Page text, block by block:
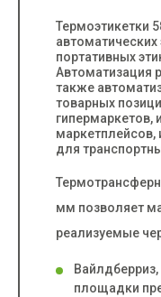
Термоэтикетки
портативных
Автоматизация
также
товарных
гипермаркетов,
маркетплейсов,
для
мм позволяет
реализуемые
площадки